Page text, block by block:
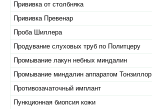
Прививка от столбняка
Прививка Превенар
Проба Шиллера
Продувание слуховых труб по Политцеру
Промывание лакун небных миндалин
Промывание миндалин аппаратом Тонзиллор
Противозачаточный имплант
Пункционная биопсия кожи